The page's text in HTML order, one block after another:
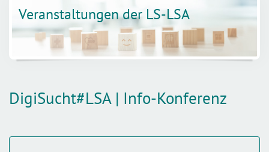
Veranstaltungen der LS-LSA
DigiSucht#LSA | Info-Konferenz